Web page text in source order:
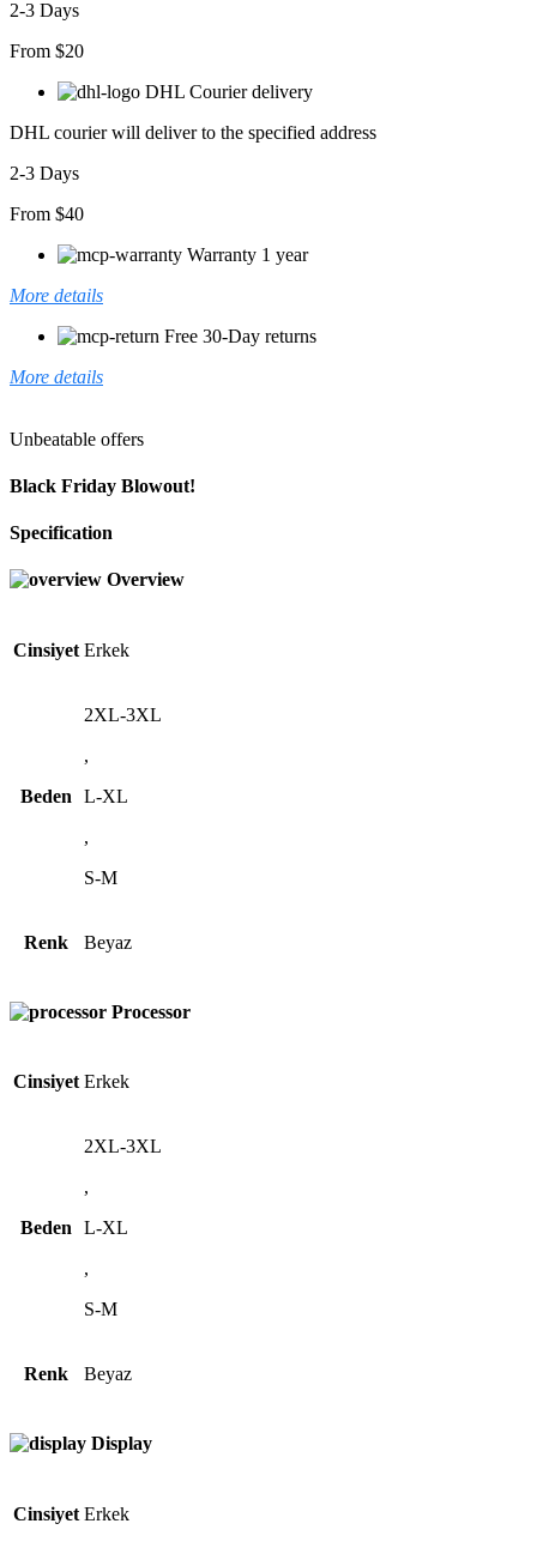
2-3 Days
From $20
DHL Courier delivery
DHL courier will deliver to the specified address
2-3 Days
From $40
Warranty 1 year
More details
Free 30-Day returns
More details
Unbeatable offers
Black Friday Blowout!
Specification
Overview
Cinsiyet Erkek
Beden
2XL-3XL
,
L-XL
,
S-M
Renk Beyaz
Processor
Cinsiyet Erkek
Beden
2XL-3XL
,
L-XL
,
S-M
Renk Beyaz
Display
Cinsiyet Erkek